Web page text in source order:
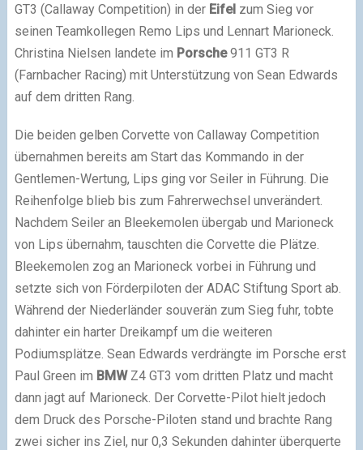
GT3 (Callaway Competition) in der Eifelzum Sieg vor
seinen Teamkollegen Remo Lips und Lennart Marioneck.
Christina Nielsen landete im Porsche911 GT3 R
(Farnbacher Racing) mit Unterstützung von Sean Edwards
auf dem dritten Rang.
Die beiden gelben Corvette von Callaway Competition
übernahmen bereits am Start das Kommando in der
Gentlemen-Wertung, Lips ging vor Seiler in Führung. Die
Reihenfolge blieb bis zum Fahrerwechsel unverändert.
Nachdem Seiler an Bleekemolen übergab und Marioneck
von Lips übernahm, tauschten die Corvette die Plätze.
Bleekemolen zog an Marioneck vorbei in Führung und
setzte sich von Förderpiloten der ADAC Stiftung Sport ab.
Während der Niederländer souverän zum Sieg fuhr, tobte
dahinter ein harter Dreikampf um die weiteren
Podiumsplätze. Sean Edwards verdrängte im Porsche erst
Paul Green im BMWZ4 GT3 vom dritten Platz und macht
dann jagt auf Marioneck. Der Corvette-Pilot hielt jedoch
dem Druck des Porsche-Piloten stand und brachte Rang
zwei sicher ins Ziel, nur 0,3 Sekunden dahinter überquerte